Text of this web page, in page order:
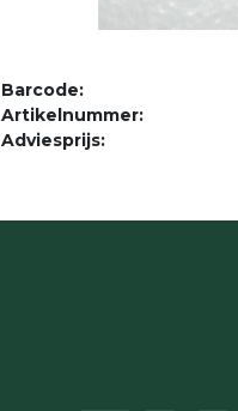
Barcode:
Artikelnummer:
Adviesprijs: